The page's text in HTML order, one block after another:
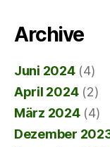
Archive
Juni 2024(4)
April 2024(2)
März 2024(4)
Dezember